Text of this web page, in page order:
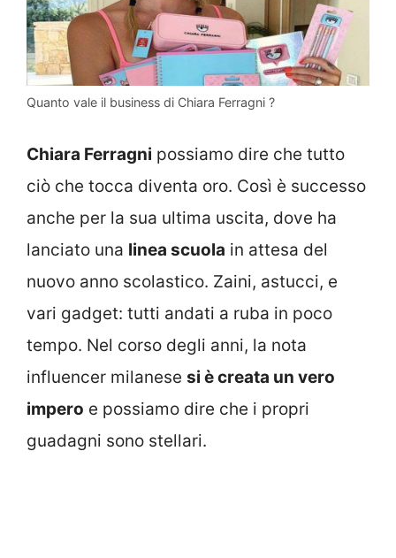
Quanto vale il business di Chiara Ferragni ?
Chiara Ferragni possiamo dire che tutto
ciò che tocca diventa oro. Così è successo
anche per la sua ultima uscita, dove ha
lanciato una linea scuola in attesa del
nuovo anno scolastico. Zaini, astucci, e
vari gadget: tutti andati a ruba in poco
tempo. Nel corso degli anni, la nota
influencer milanese si è creata un vero
impero e possiamo dire che i propri
guadagni sono stellari.